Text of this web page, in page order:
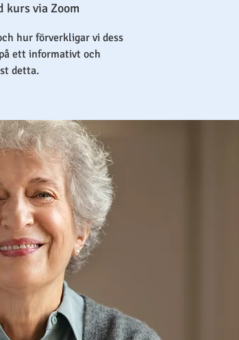
kurs via Zoom
hur förverkligar vi dess
ett informativt och
detta.